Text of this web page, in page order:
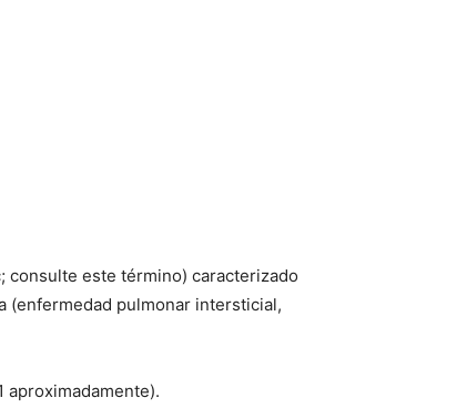
consulte este término) caracterizado
(enfermedad pulmonar intersticial,
aproximadamente).